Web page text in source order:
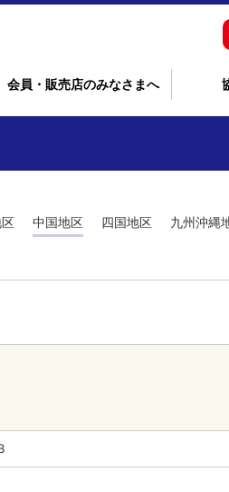
会員・販売店のみなさまへ
中国地区 四国地区 九州沖縄